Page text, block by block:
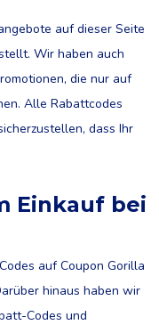
auf dieser Seite
Wir haben auch
die nur auf
Alle Rabattcodes
dass Ihr
Einkauf bei
auf Coupon Gorilla
hinaus haben wir
Codes und